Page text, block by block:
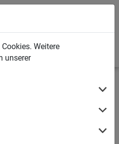
Weitere
unserer